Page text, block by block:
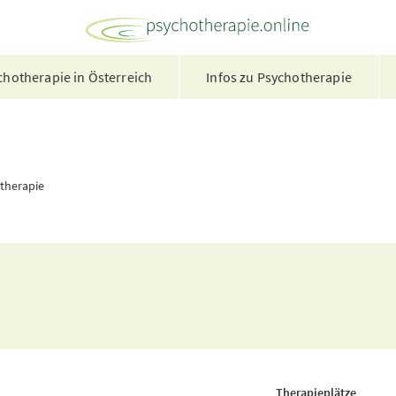
in Österreich Infos zu Psychotherapie
Therapieplätze